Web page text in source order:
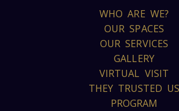
WHO ARE WE?
OUR SPACES
OUR SERVICES
GALLERY
VIRTUAL VISIT
THEY TRUSTED US
PROGRAM